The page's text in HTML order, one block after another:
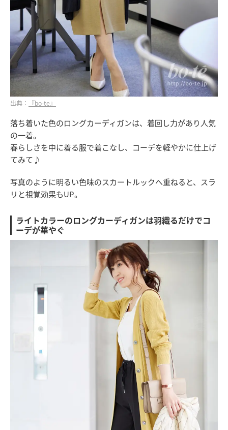
出典： 『bo-te』
落ち着いた色のロングカーディガンは、着回し力があり人気
の一着。
春らしさを中に着る服で着こなし、コーデを軽やかに仕上げ
てみて♪
写真のように明るい色味のスカートルックへ重ねると、スラ
リと視覚効果もUP。
ライトカラーのロングカーディガンは羽織るだけでコ
ーデが華やぐ